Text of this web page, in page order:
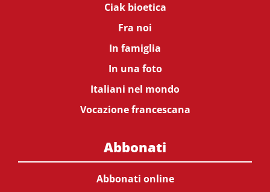
Ciak bioetica
Fra noi
In famiglia
In una foto
Italiani nel mondo
Vocazione francescana
Abbonati
Abbonati online